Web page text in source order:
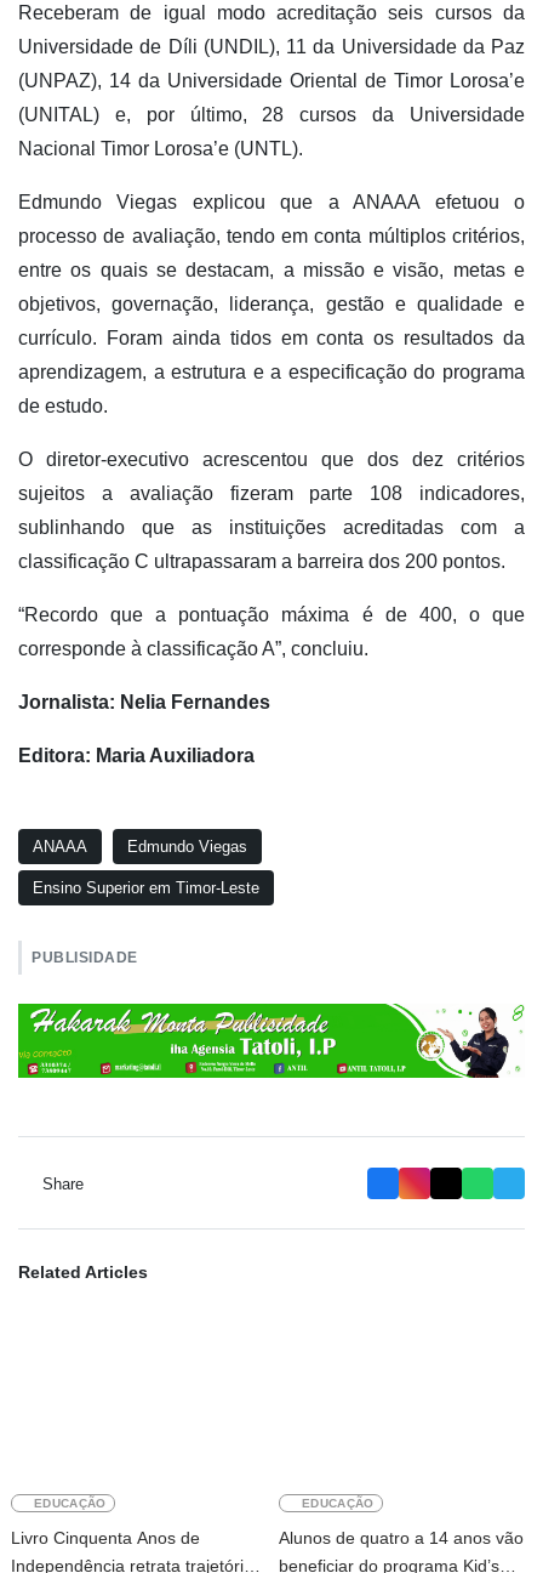
Receberam de igual modo acreditação seis cursos da
Universidade de Díli (UNDIL), 11 da Universidade da Paz
(UNPAZ), 14 da Universidade Oriental de Timor Lorosa’e
(UNITAL) e, por último, 28 cursos da Universidade
Nacional Timor Lorosa’e (UNTL).
Edmundo Viegas explicou que a ANAAA efetuou o
processo de avaliação, tendo em conta múltiplos critérios,
entre os quais se destacam, a missão e visão, metas e
objetivos, governação, liderança, gestão e qualidade e
currículo. Foram ainda tidos em conta os resultados da
aprendizagem, a estrutura e a especificação do programa
de estudo.
O diretor-executivo acrescentou que dos dez critérios
sujeitos a avaliação fizeram parte 108 indicadores,
sublinhando que as instituições acreditadas com a
classificação C ultrapassaram a barreira dos 200 pontos.
“Recordo que a pontuação máxima é de 400, o que
corresponde à classificação A”, concluiu.
Jornalista: Nelia Fernandes
Editora: Maria Auxiliadora
ANAAA Edmundo Viegas
Ensino Superior em Timor-Leste
PUBLISIDADE
Share
Related Articles
EDUCAÇÃO
Livro Cinquenta Anos de
Independência retrata trajetória
EDUCAÇÃO
Alunos de quatro a 14 anos vão
beneficiar do programa Kid’s